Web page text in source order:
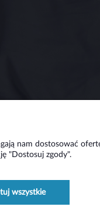
dostawy
zamówienia
Polityka
nam dostosować
"Dostosuj zgody".
wszystkie